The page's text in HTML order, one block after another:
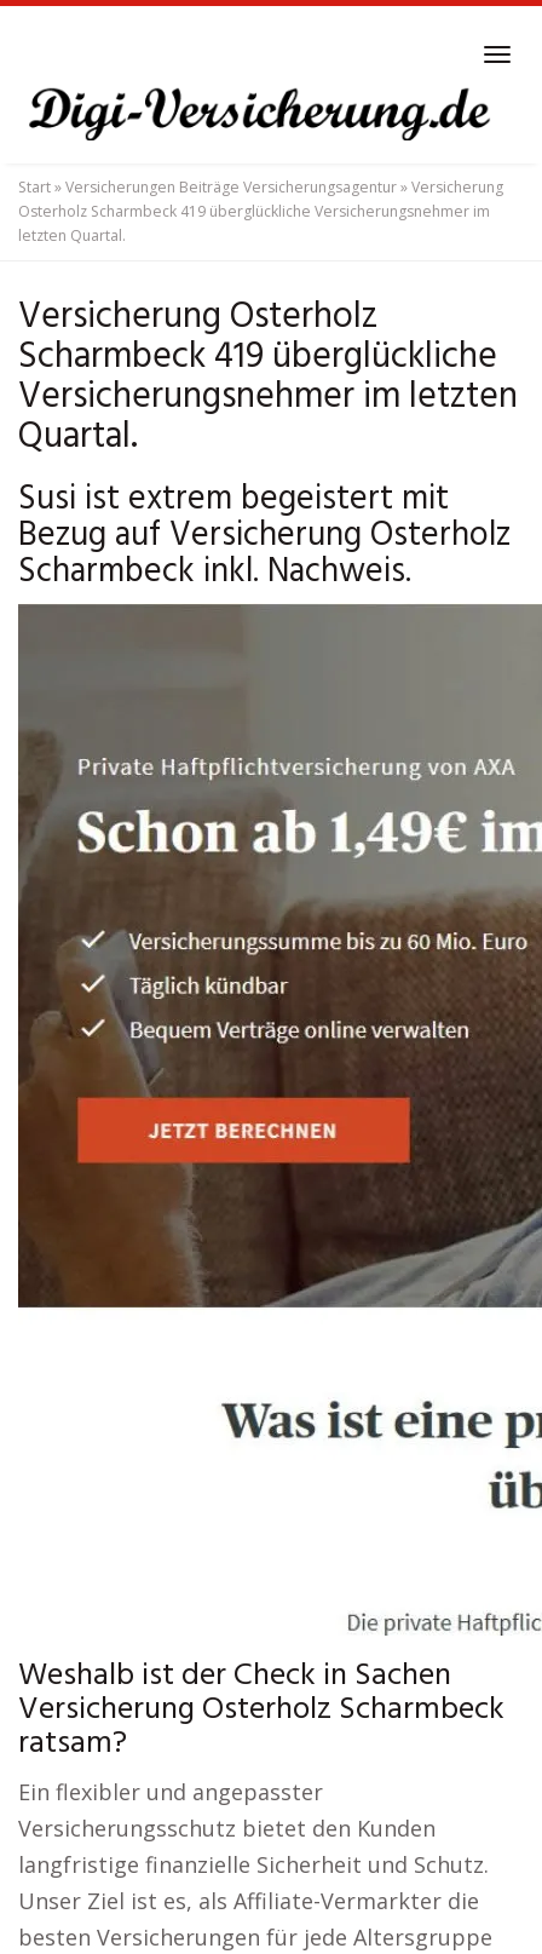
main
content
Start»Versicherungen Beiträge Versicherungsagentur»Versicherung
Osterholz Scharmbeck 419 überglückliche Versicherungsnehmer im
letzten Quartal.
Versicherung Osterholz
Scharmbeck 419 überglückliche
Versicherungsnehmer im letzten
Quartal.
Susi ist extrem begeistert mit
Bezug auf Versicherung Osterholz
Scharmbeck inkl. Nachweis.
Weshalb ist der Check in Sachen
Versicherung Osterholz Scharmbeck
ratsam?
Ein flexibler und angepasster
Versicherungsschutz bietet den Kunden
langfristige finanzielle Sicherheit und Schutz.
Unser Ziel ist es, als Affiliate-Vermarkter die
besten Versicherungen für jede Altersgruppe